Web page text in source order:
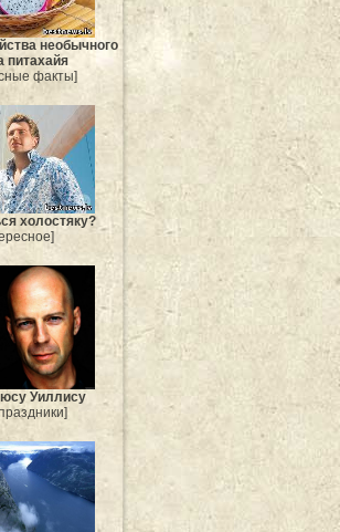
необычного
питахайя
факты]
холостяку?
Уиллису